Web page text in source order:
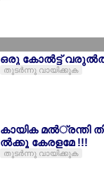
ഒരു കോല്‍ട്ട്
തുടര്‍ന്നു വായിക്കുക
കായിക മല്‍്രന്തി
ല്‍ക്കൂ കേരളമേ !!!
തുടര്‍ന്നു വായിക്കുക